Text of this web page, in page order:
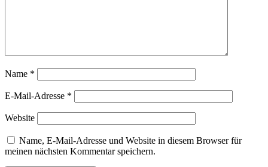
Name *
E-Mail-Adresse *
Website
Name, E-Mail-Adresse und Website in diesem Browser für
meinen nächsten Kommentar speichern.